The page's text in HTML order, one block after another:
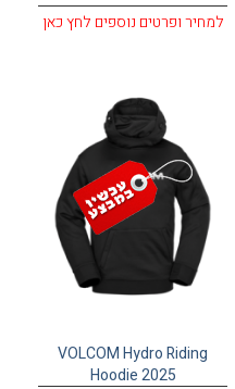
למחיר ופרטים נוספים לחץ כאן
VOLCOM Hydro Riding
Hoodie 2025